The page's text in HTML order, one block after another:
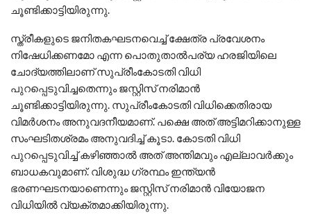
ചൂണ്ടിക്കാട്ടിയിരുന്നു.
സ്ത്രീകളുടെ ജനിതകഘടനവെച്ച് ക്ഷേത്ര പ്രവേശനം
നിഷേധിക്കണമോ എന്ന പൊതുതാൽപര്യ ഹരജിയിലെ
ചോദ്യത്തിലാണ് സുപ്രീംകോടതി വിധി
പുറപ്പെടുവിച്ചതെന്നും ജസ്റ്റിസ് നരിമാൻ
ചൂണ്ടിക്കാട്ടിയിരുന്നു. സുപ്രീംകോടതി വിധിക്കെതിരായ
വിമർശനം അനുവദനീയമാണ്. പക്ഷെ അത് അട്ടിമറിക്കാനുള്ള
സംഘടിതശ്രമം അനുവദിച്ച് കൂടാ. കോടതി വിധി
പുറപ്പെടുവിച്ച് കഴിഞ്ഞാൽ അത് അന്തിമവും എല്ലാവർക്കും
ബാധകവുമാണ്. വിശുദ്ധ ഗ്രന്ഥം ഇന്ത്യൻ
ഭരണഘടനയാണെന്നും ജസ്റ്റിസ് നരിമാൻ വിയോജന
വിധിയിൽ വ്യക്തമാക്കിയിരുന്നു.